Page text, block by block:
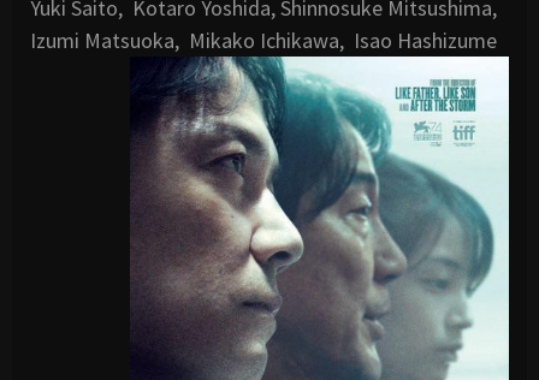
Yuki Saito, Kotaro Yoshida, Shinnosuke Mitsushima,
Izumi Matsuoka, Mikako Ichikawa, Isao Hashizume